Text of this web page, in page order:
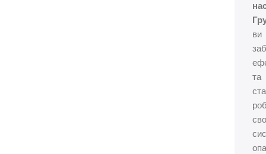
ви
та